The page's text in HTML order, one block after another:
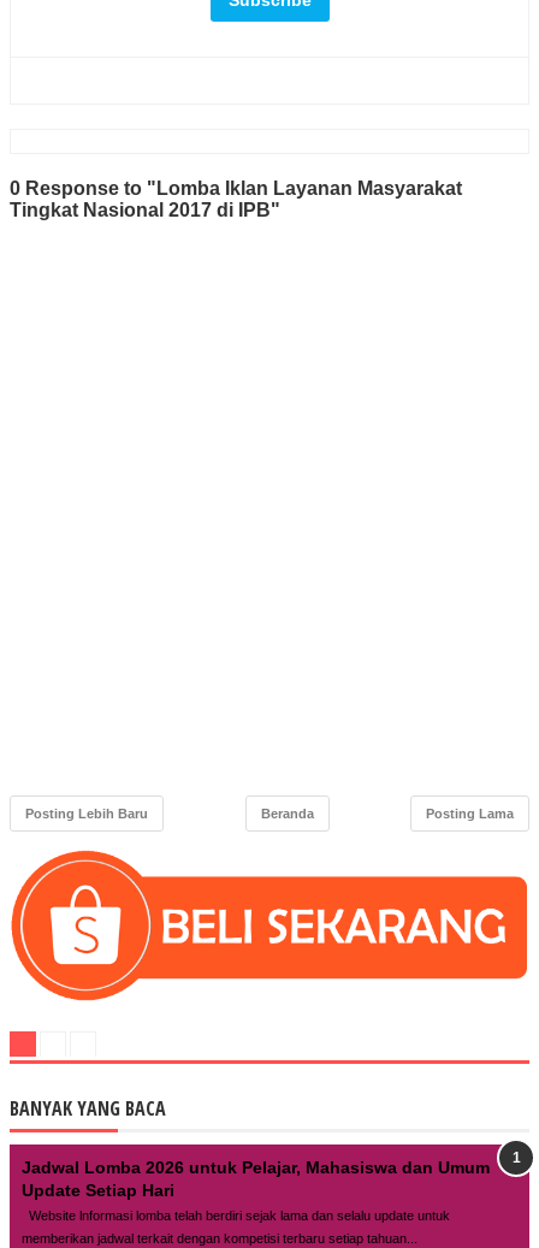
0 Response to "Lomba Iklan Layanan Masyarakat
Tingkat Nasional 2017 di IPB"
Posting Lebih Baru Posting Lama
Beranda
BANYAK YANG BACA
Jadwal Lomba 2026 untuk Pelajar, Mahasiswa dan Umum
Update Setiap Hari
Website lnformasi lomba telah berdiri sejak lama dan selalu update untuk
memberikan jadwal terkait dengan kompetisi terbaru setiap tahuan...